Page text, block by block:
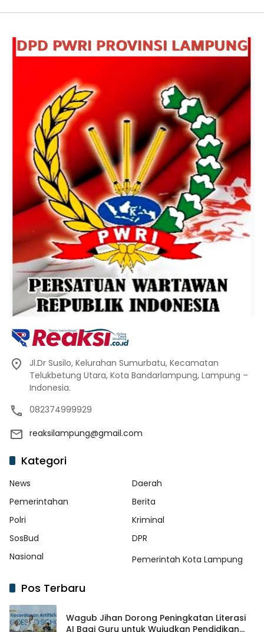
Jl.Dr Susilo, Kelurahan Sumurbatu, Kecamatan
Telukbetung Utara, Kota Bandarlampung, Lampung –
Indonesia.
082374999929
reaksilampung@gmail.com
Kategori
News
Daerah
Pemerintahan
Berita
Polri
Kriminal
SosBud
DPR
Nasional
Pemerintah Kota Lampung
Pos Terbaru
Wagub Jihan Dorong Peningkatan Literasi
AI Bagi Guru untuk Wujudkan Pendidikan